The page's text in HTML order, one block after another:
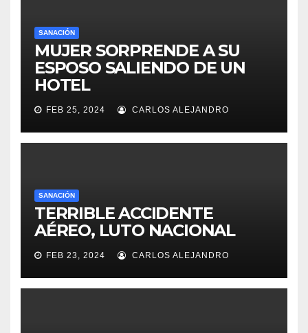
SANACIÓN
MUJER SORPRENDE A SU
ESPOSO SALIENDO DE UN
HOTEL
FEB 25, 2024 CARLOS ALEJANDRO
SANACIÓN
TERRIBLE ACCIDENTE
AÉREO, LUTO NACIONAL
FEB 23, 2024 CARLOS ALEJANDRO